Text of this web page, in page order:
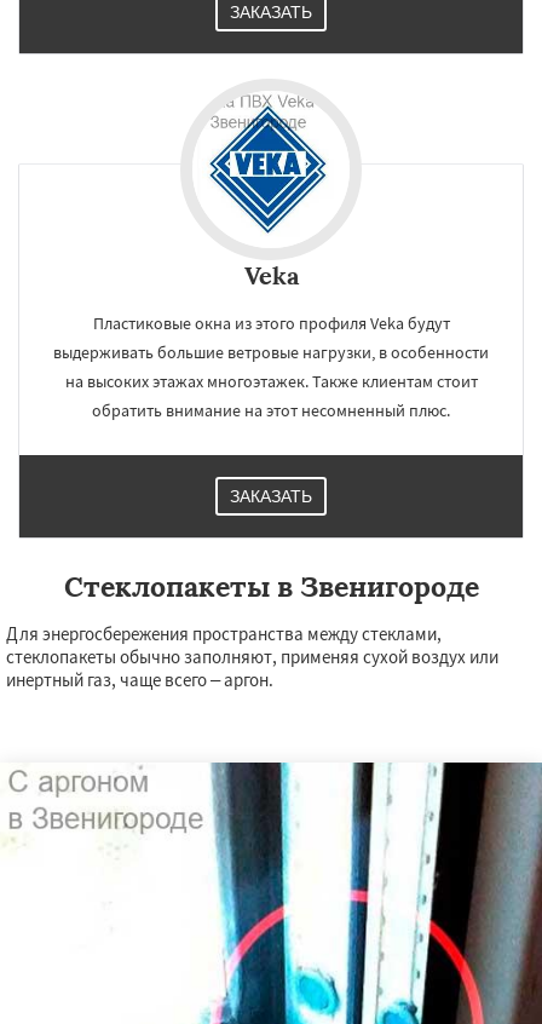
ЗАКАЗАТЬ
Veka
Пластиковые окна из этого профиля Veka будут
выдерживать большие ветровые нагрузки, в особенности
на высоких этажах многоэтажек. Также клиентам стоит
обратить внимание на этот несомненный плюс.
ЗАКАЗАТЬ
Стеклопакеты в Звенигороде
Для энергосбережения пространства между стеклами,
стеклопакеты обычно заполняют, применяя сухой воздух или
инертный газ, чаще всего – аргон.